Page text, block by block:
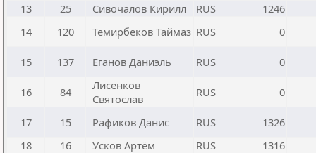
13
25 Сивочалов Кирилл RUS
1246
14
120 Темирбеков Таймаз RUS 0
15 137 Еганов Даниэль RUS 0
16 84
Лисенков
Святослав
RUS 0
17 15 Рафиков Данис RUS
1326
18
16 Усков Артём RUS
1316